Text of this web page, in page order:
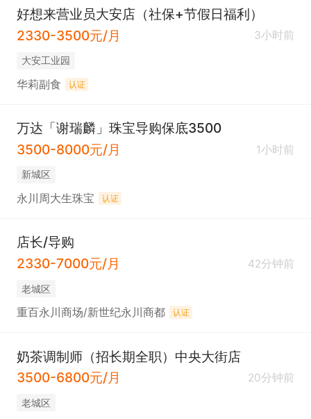
好想来营业员大安店（社保+节假日福利）
2330-3500元/月
3小时前
大安工业园
华莉副食 认证
万达「谢瑞麟」珠宝导购保底3500
3500-8000元/月
1小时前
新城区
永川周大生珠宝 认证
店长/导购
2330-7000元/月
42分钟前
老城区
重百永川商场/新世纪永川商都 认证
奶茶调制师（招长期全职）中央大街店
3500-6800元/月
20分钟前
老城区